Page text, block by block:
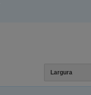
Largura